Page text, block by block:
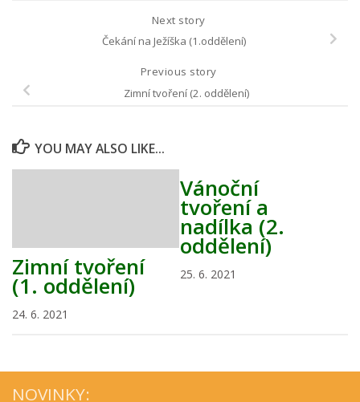
Next story
Čekání na Ježíška (1.oddělení)
Previous story
Zimní tvoření (2. oddělení)
YOU MAY ALSO LIKE...
Zimní tvoření
(1. oddělení)
24. 6. 2021
Vánoční
tvoření a
nadílka (2.
oddělení)
25. 6. 2021
NOVINKY: